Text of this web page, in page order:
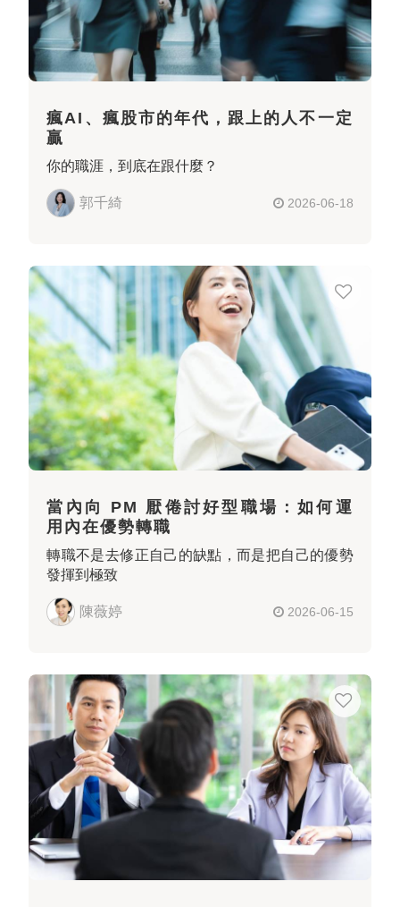
瘋AI、瘋股市的年代，跟上的人不一定
贏
你的職涯，到底在跟什麼？
郭千綺 2026-06-18
當內向 PM 厭倦討好型職場：如何運
用內在優勢轉職
轉職不是去修正自己的缺點，而是把自己的優勢
發揮到極致
陳薇婷 2026-06-15